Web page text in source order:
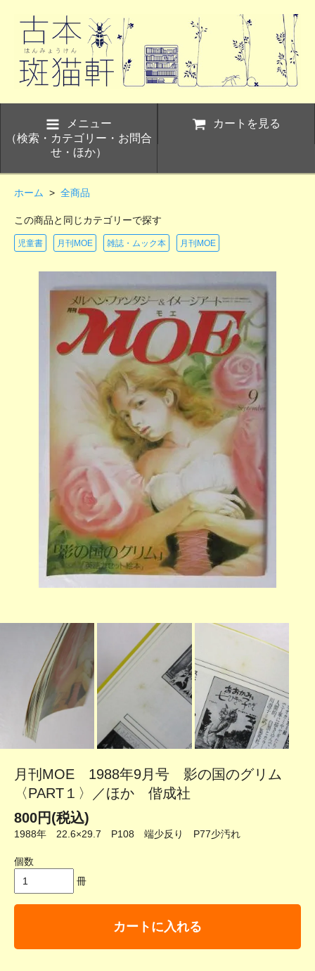
メニュー
（検索・カテゴリー・お問合
せ・ほか）
カートを見る
ホーム > 全商品
この商品と同じカテゴリーで探す
児童書 月刊MOE 雑誌・ムック本 月刊MOE
月刊MOE 1988年9月号 影の国のグリム
〈PART１〉／ほか 偕成社
800円(税込)
1988年 22.6×29.7 P108 端少反り P77少汚れ
個数
冊
カートに入れる